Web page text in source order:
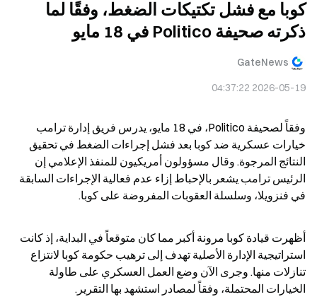
كوبا مع فشل تكتيكات الضغط، وفقًا لما
ذكرته صحيفة Politico في 18 مايو
GateNews
2026-05-19 04:37:22
في فنزويلا، وسلسلة العقوبات المفروضة على كوبا.
الخيارات المحتملة، وفقاً لمصادر استشهد بها التقرير.